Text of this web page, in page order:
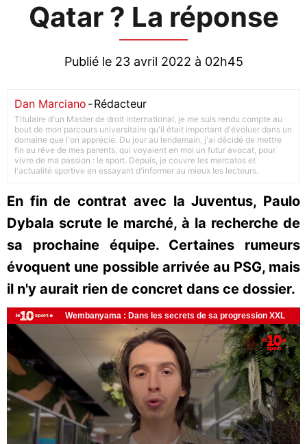
Qatar ? La réponse
Publié le 23 avril 2022 à 02h45
Dan Marciano -Rédacteur
Titulaire d'un Master de droit international, je me suis rendu compte au
bout de mon parcours universitaire qu'il était important d'évoluer dans un
domaine que l'on apprécie. Du jour au lendemain, j'ai décidé de mettre
fin au rêve de mes parents, qui voyaient en moi un futur avocat, pour
vivre de ma passion : le sport. Depuis, je couvre les mercatos et
l'actualité sportive en essayant d'informer au mieux les lecteurs.
En fin de contrat avec la Juventus, Paulo
Dybala scrute le marché, à la recherche de
sa prochaine équipe. Certaines rumeurs
évoquent une possible arrivée au PSG, mais
il n'y aurait rien de concret dans ce dossier.